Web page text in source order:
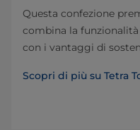
Questa confezione
combina la
con i vantaggi di
Scopri di più su Tetra